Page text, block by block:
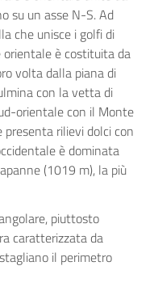
su un asse N-S. Ad
che unisce i golfi di
orientale è costituita da
volta dalla piana di
con la vetta di
orientale con il Monte
rilievi dolci con
è dominata
(1019 m), la più
piuttosto
caratterizzata da
il perimetro